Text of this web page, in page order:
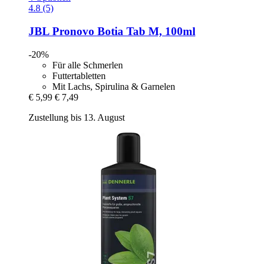
4.8 (5)
JBL Pronovo Botia Tab M, 100ml
-20%
Für alle Schmerlen
Futtertabletten
Mit Lachs, Spirulina & Garnelen
€ 5,99 € 7,49
Zustellung bis 13. August